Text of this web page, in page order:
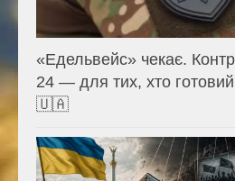
«Едельвейс» чекає.
24 — для тих, хто готовий
🇺🇦